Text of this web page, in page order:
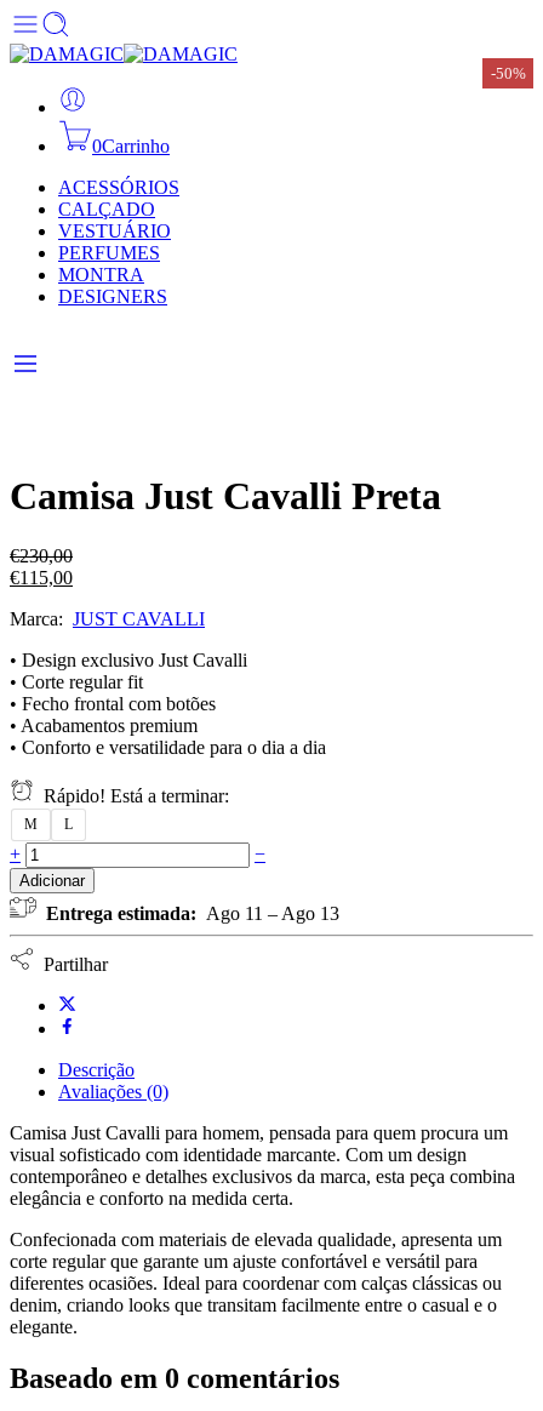
0Carrinho
ACESSÓRIOS
CALÇADO
VESTUÁRIO
PERFUMES
MONTRA
DESIGNERS
Camisa Just Cavalli Preta
€230,00
€115,00
Marca: JUST CAVALLI
• Design exclusivo Just Cavalli
• Corte regular fit
• Fecho frontal com botões
• Acabamentos premium
• Conforto e versatilidade para o dia a dia
Rápido! Está a terminar:
M L
+ −
Adicionar
Entrega estimada: Ago 11 – Ago 13
Partilhar
Descrição
Avaliações (0)
Camisa Just Cavalli para homem, pensada para quem procura um
visual sofisticado com identidade marcante. Com um design
contemporâneo e detalhes exclusivos da marca, esta peça combina
elegância e conforto na medida certa.
Confecionada com materiais de elevada qualidade, apresenta um
corte regular que garante um ajuste confortável e versátil para
diferentes ocasiões. Ideal para coordenar com calças clássicas ou
denim, criando looks que transitam facilmente entre o casual e o
elegante.
Baseado em 0 comentários
-50%
-50%
-50%
-50%
-50%
-50%
-50%